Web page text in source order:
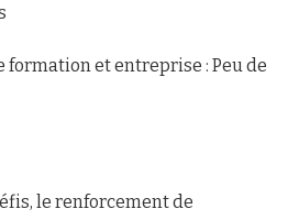
formation et entreprise : Peu de
le renforcement de